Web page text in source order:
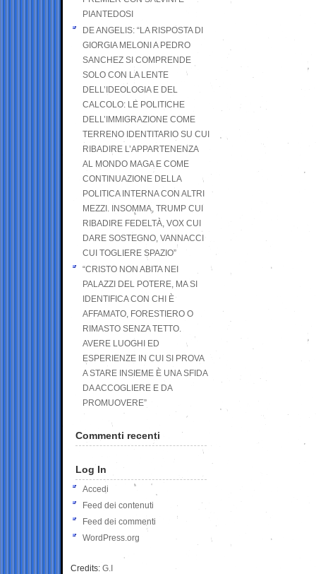
PIANTEDOSI
DE ANGELIS: “LA RISPOSTA DI
GIORGIA MELONI A PEDRO
SANCHEZ SI COMPRENDE
SOLO CON LA LENTE
DELL’IDEOLOGIA E DEL
CALCOLO: LE POLITICHE
DELL’IMMIGRAZIONE COME
TERRENO IDENTITARIO SU CUI
RIBADIRE L’APPARTENENZA
AL MONDO MAGA E COME
CONTINUAZIONE DELLA
POLITICA INTERNA CON ALTRI
MEZZI. INSOMMA, TRUMP CUI
RIBADIRE FEDELTÀ, VOX CUI
DARE SOSTEGNO, VANNACCI
CUI TOGLIERE SPAZIO”
“CRISTO NON ABITA NEI
PALAZZI DEL POTERE, MA SI
IDENTIFICA CON CHI È
AFFAMATO, FORESTIERO O
RIMASTO SENZA TETTO.
AVERE LUOGHI ED
ESPERIENZE IN CUI SI PROVA
A STARE INSIEME È UNA SFIDA
DA ACCOGLIERE E DA
PROMUOVERE”
Commenti recenti
Log In
Accedi
Feed dei contenuti
Feed dei commenti
WordPress.org
Credits: G.I